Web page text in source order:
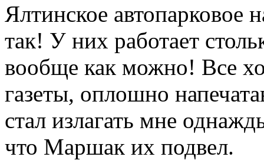
Ялтинское автопарковое
так! У них работает
вообще как можно! Все
газеты, оплошно
стал излагать мне
что Маршак их подвел.